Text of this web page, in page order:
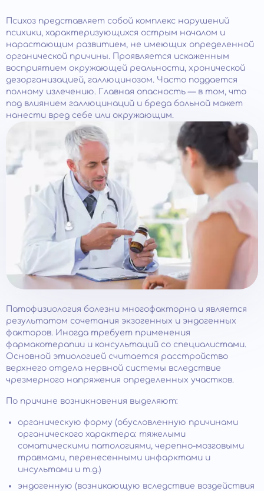
Психоз представляет собой комплекс нарушений
психики, характеризующихся острым началом и
нарастающим развитием, не имеющих определенной
органической причины. Проявляется искаженным
восприятием окружающей реальности, хронической
дезорганизацией, галлюцинозом. Часто поддается
полному излечению. Главная опасность — в том, что
под влиянием галлюцинаций и бреда больной может
нанести вред себе или окружающим.
Патофизиология болезни многофакторна и является
результатом сочетания экзогенных и эндогенных
факторов. Иногда требует применения
фармакотерапии и консультаций со специалистами.
Основной этиологией считается расстройство
верхнего отдела нервной системы вследствие
чрезмерного напряжения определенных участков.
По причине возникновения выделяют:
органическую форму (обусловленную причинами
органического характера: тяжелыми
соматическими патологиями, черепно-мозговыми
травмами, перенесенными инфарктами и
инсультами и т.д.)
эндогенную (возникающую вследствие воздействия